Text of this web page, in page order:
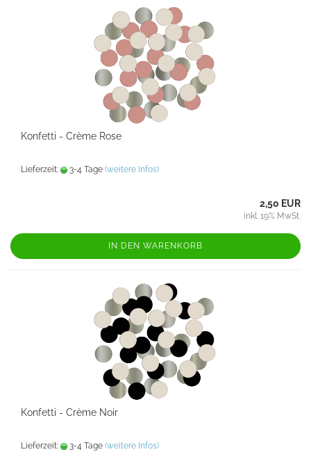
Konfetti - Crème Rose
Lieferzeit: 3-4 Tage (weitere Infos)
2,50 EUR
inkl. 19% MwSt.
IN DEN WARENKORB
Konfetti - Crème Noir
Lieferzeit: 3-4 Tage (weitere Infos)